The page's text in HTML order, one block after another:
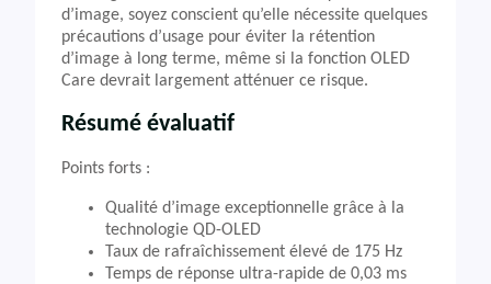
d’image, soyez conscient qu’elle nécessite quelques
précautions d’usage pour éviter la rétention
d’image à long terme, même si la fonction OLED
Care devrait largement atténuer ce risque.
Résumé évaluatif
Points forts :
Qualité d’image exceptionnelle grâce à la
technologie QD-OLED
Taux de rafraîchissement élevé de 175 Hz
Temps de réponse ultra-rapide de 0,03 ms